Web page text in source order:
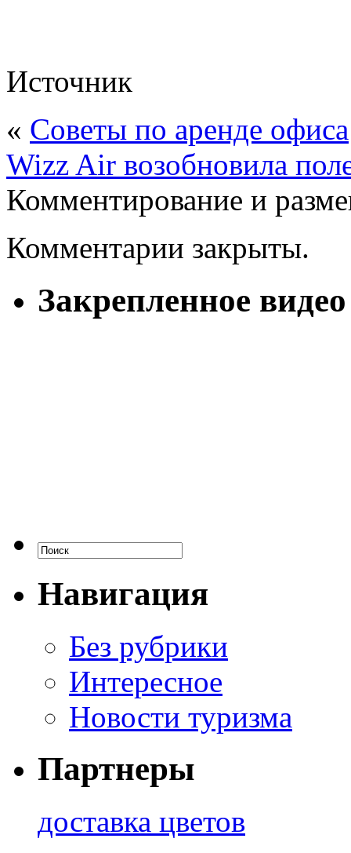
Источник
« Советы по аренде офиса
Wizz Air возобновила
Комментирование и
Комментарии закрыты.
Закрепленное видео
Навигация
Без рубрики
Интересное
Новости туризма
Партнеры
доставка цветов